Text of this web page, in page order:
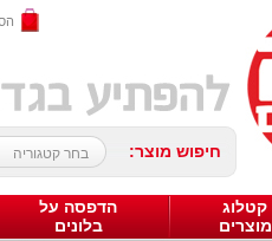
חיפוש מוצר: בחר קטגוריה
קטלוג
מוצרים
הדפסה על
בלונים